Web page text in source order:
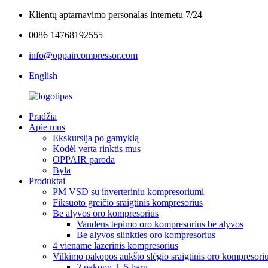
Klientų aptarnavimo personalas internetu 7/24
0086 14768192555
info@oppaircompressor.com
English
Pradžia
Apie mus
Ekskursija po gamyklą
Kodėl verta rinktis mus
OPPAIR paroda
Byla
Produktai
PM VSD su inverteriniu kompresoriumi
Fiksuoto greičio sraigtinis kompresorius
Be alyvos oro kompresorius
Vandens tepimo oro kompresorius be alyvos
Be alyvos slinkties oro kompresorius
4 viename lazerinis kompresorius
Vilkimo pakopos aukšto slėgio sraigtinis oro